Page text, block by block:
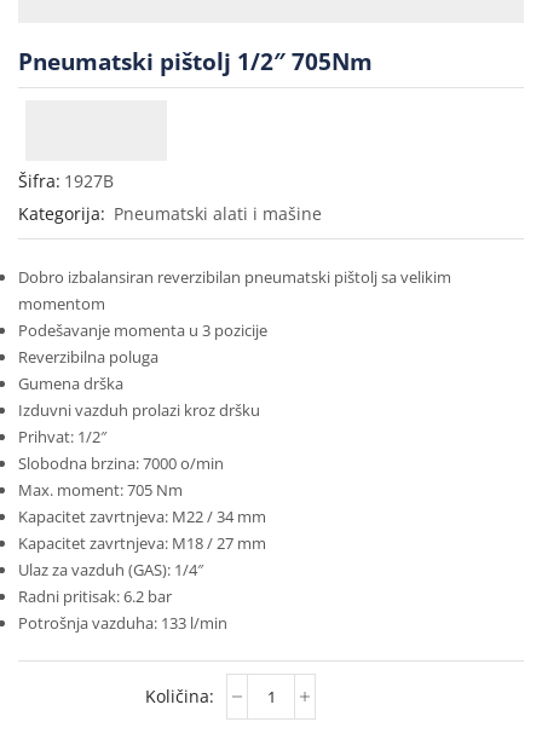
Pneumatski pištolj 1/2″ 705Nm
Šifra: 1927B
Kategorija: Pneumatski alati i mašine
Dobro izbalansiran reverzibilan pneumatski pištolj sa velikim
momentom
Podešavanje momenta u 3 pozicije
Reverzibilna poluga
Gumena drška
Izduvni vazduh prolazi kroz dršku
Prihvat: 1/2″
Slobodna brzina: 7000 o/min
Max. moment: 705 Nm
Kapacitet zavrtnjeva: M22 / 34 mm
Kapacitet zavrtnjeva: M18 / 27 mm
Ulaz za vazduh (GAS): 1/4″
Radni pritisak: 6.2 bar
Potrošnja vazduha: 133 l/min